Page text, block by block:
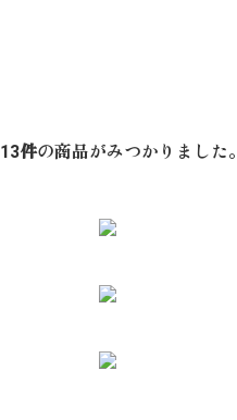
13件の商品がみつかりました。